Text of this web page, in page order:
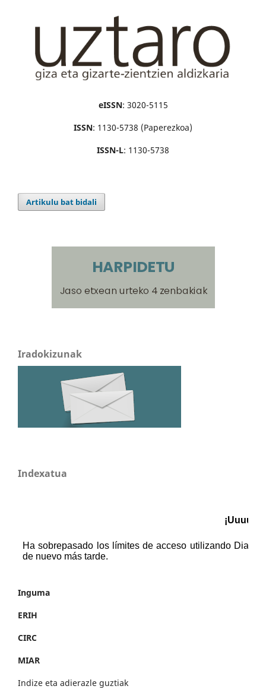
eISSN: 3020-5115
ISSN: 1130-5738 (Paperezkoa)
ISSN-L: 1130-5738
Artikulu bat bidali
Iradokizunak
Indexatua
Inguma
ERIH
CIRC
MIAR
Indize eta adierazle guztiak